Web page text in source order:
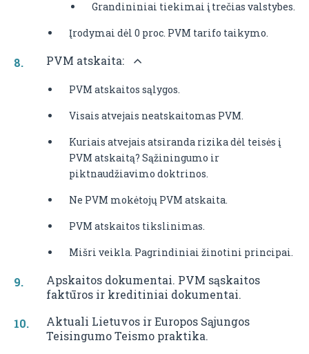
Grandininiai tiekimai į trečias valstybes.
Įrodymai dėl 0 proc. PVM tarifo taikymo.
PVM atskaita:
PVM atskaitos sąlygos.
Visais atvejais neatskaitomas PVM.
Kuriais atvejais atsiranda rizika dėl teisės į
PVM atskaitą? Sąžiningumo ir
piktnaudžiavimo doktrinos.
Ne PVM mokėtojų PVM atskaita.
PVM atskaitos tikslinimas.
Mišri veikla. Pagrindiniai žinotini principai.
Apskaitos dokumentai. PVM sąskaitos
faktūros ir kreditiniai dokumentai.
Aktuali Lietuvos ir Europos Sąjungos
Teisingumo Teismo praktika.